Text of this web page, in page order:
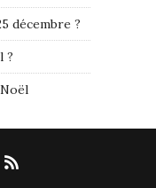
décembre ?
?